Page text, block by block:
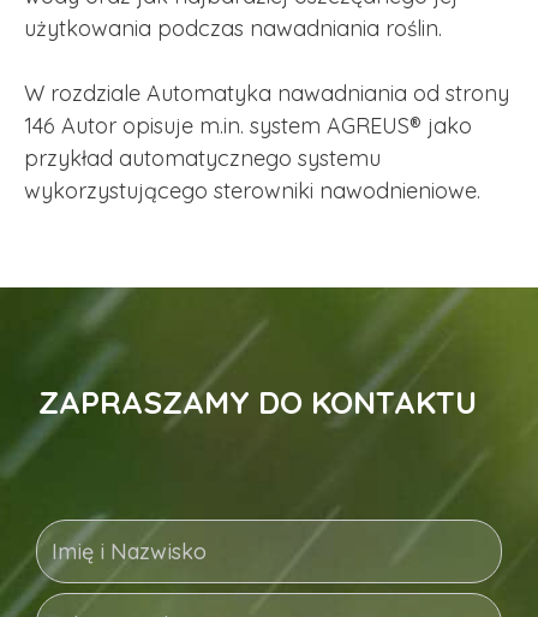
użytkowania podczas nawadniania roślin.
W rozdziale Automatyka nawadniania od strony
146 Autor opisuje m.in. system AGREUS® jako
przykład automatycznego systemu
wykorzystującego sterowniki nawodnieniowe.
ZAPRASZAMY DO KONTAKTU